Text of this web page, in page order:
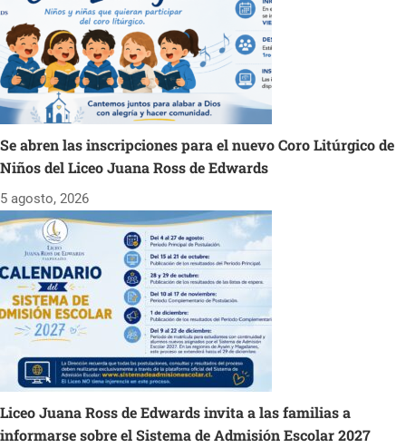
Se abren las inscripciones para el nuevo Coro Litúrgico de
Niños del Liceo Juana Ross de Edwards
5 agosto, 2026
Liceo Juana Ross de Edwards invita a las familias a
informarse sobre el Sistema de Admisión Escolar 2027